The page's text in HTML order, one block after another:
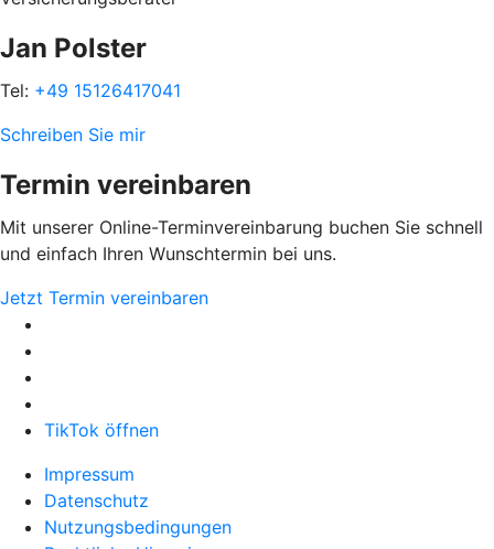
Jan Polster
Tel: +49 15126417041
Schreiben Sie mir
Termin vereinbaren
Mit unserer Online-Terminvereinbarung buchen Sie schnell
und einfach Ihren Wunschtermin bei uns.
Jetzt Termin vereinbaren
TikTok öffnen
Impressum
Datenschutz
Nutzungsbedingungen